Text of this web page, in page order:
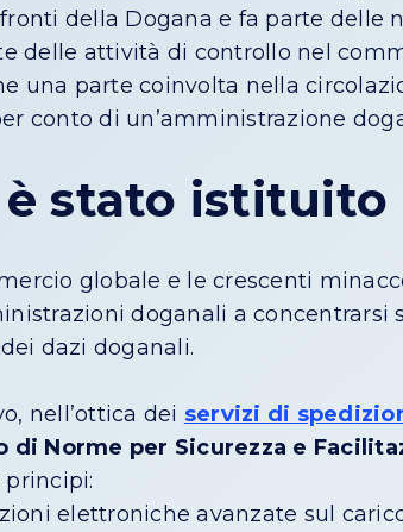
della Dogana e fa parte
delle attività di controllo nel
una parte coinvolta nella
conto di un’amministrazione
stato istituito
globale e le crescenti
doganali a concentrarsi
dazi doganali.
nell’ottica dei servizi di
di Norme per Sicurezza e
elettroniche avanzate sul